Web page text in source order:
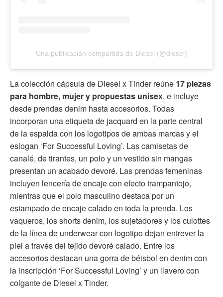
Una publicación compartida de Diesel (@diesel)
La colección cápsula de Diesel x Tinder reúne 17 piezas
para hombre, mujer y propuestas unisex, e incluye
desde prendas denim hasta accesorios. Todas
incorporan una etiqueta de jacquard en la parte central
de la espalda con los logotipos de ambas marcas y el
eslogan ‘For Successful Loving’. Las camisetas de
canalé, de tirantes, un polo y un vestido sin mangas
presentan un acabado devoré. Las prendas femeninas
incluyen lencería de encaje con efecto trampantojo,
mientras que el polo masculino destaca por un
estampado de encaje calado en toda la prenda. Los
vaqueros, los shorts denim, los sujetadores y los culottes
de la línea de underwear con logotipo dejan entrever la
piel a través del tejido devoré calado. Entre los
accesorios destacan una gorra de béisbol en denim con
la inscripción ‘For Successful Loving’ y un llavero con
colgante de Diesel x Tinder.